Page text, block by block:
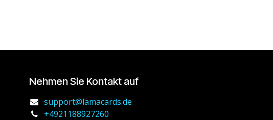
Nehmen Sie Kontakt auf
support@lamacards.de
+4921188927260